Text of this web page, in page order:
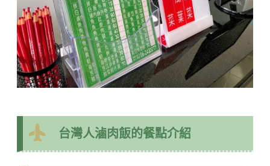
台灣人滷肉飯的餐點介紹